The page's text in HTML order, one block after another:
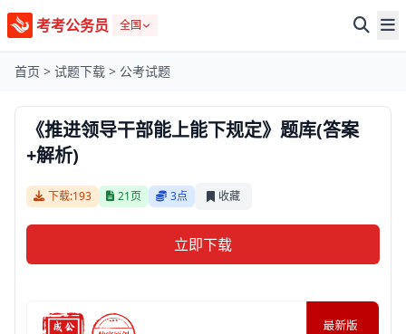
考考公务员 全国
首页 > 试题下载 > 公考试题
《推进领导干部能上能下规定》题库(答案
+解析)
下载:193 21页 3点 收藏
立即下载